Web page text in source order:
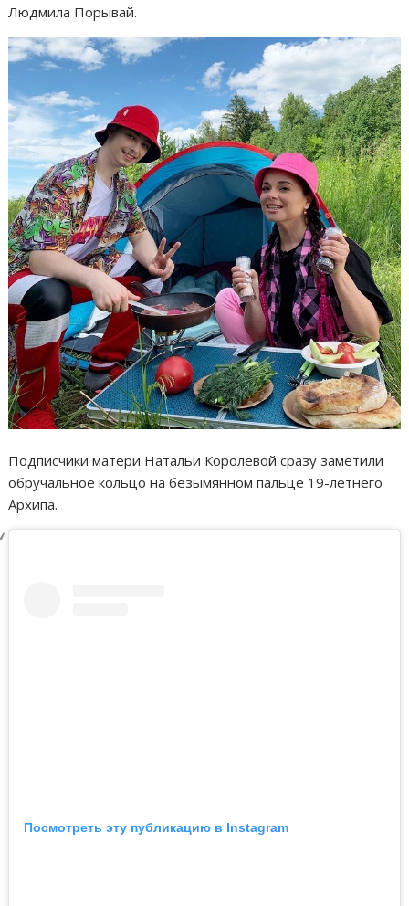
Людмила Порывай.
Подписчики матери Натальи Королевой сразу заметили
обручальное кольцо на безымянном пальце 19-летнего
Архипа.
Посмотреть эту публикацию в Instagram